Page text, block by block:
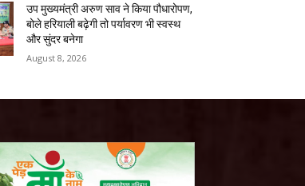
उप मुख्यमंत्री अरुण साव ने किया पौधारोपण,
बोले हरियाली बढ़ेगी तो पर्यावरण भी स्वस्थ
और सुंदर बनेगा
August 8, 2026